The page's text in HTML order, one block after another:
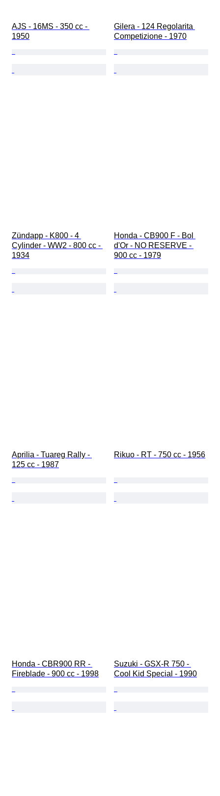
AJS - 16MS - 350 cc -
1950
Gilera - 124 Regolarita
Competizione - 1970
Zündapp - K800 - 4
Cylinder - WW2 - 800 cc -
1934
Honda - CB900 F - Bol
d'Or - NO RESERVE -
900 cc - 1979
Aprilia - Tuareg Rally -
125 cc - 1987
Rikuo - RT - 750 cc - 1956
Honda - CBR900 RR -
Fireblade - 900 cc - 1998
Suzuki - GSX-R 750 -
Cool Kid Special - 1990